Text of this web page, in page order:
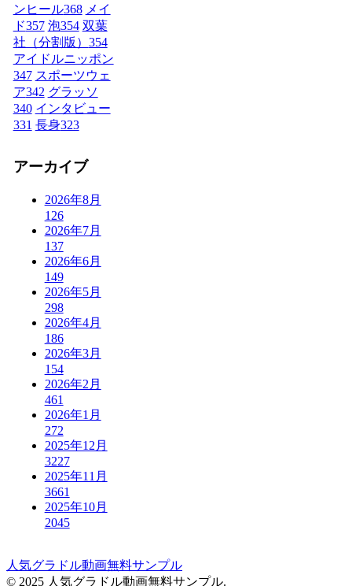
ンヒール368 メイ
ド357 泡354 双葉
社（分割版） 354
アイドルニッポン
347 スポーツウェ
ア342 グラッソ
340 インタビュー
331 長身323
アーカイブ
2026年8月
126
2026年7月
137
2026年6月
149
2026年5月
298
2026年4月
186
2026年3月
154
2026年2月
461
2026年1月
272
2025年12月
3227
2025年11月
3661
2025年10月
2045
人気グラドル動画無料サンプル
© 2025 人気グラドル動画無料サンプル.